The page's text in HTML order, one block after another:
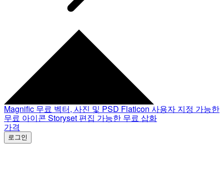
Magnific 무료 벡터, 사진 및 PSD Flaticon 사용자 지정 가능한
무료 아이콘 Storyset 편집 가능한 무료 삽화
가격
로그인